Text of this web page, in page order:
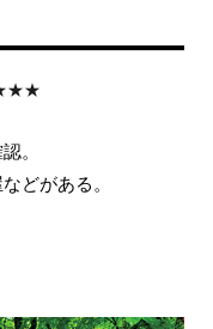
。
どがある。